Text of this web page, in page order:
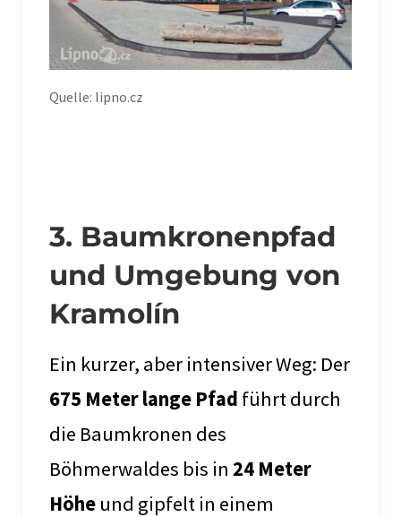
Quelle: lipno.cz
3. Baumkronenpfad
und Umgebung von
Kramolín
Ein kurzer, aber intensiver Weg: Der
675 Meter lange Pfad führt durch
die Baumkronen des
Böhmerwaldes bis in 24 Meter
Höhe und gipfelt in einem